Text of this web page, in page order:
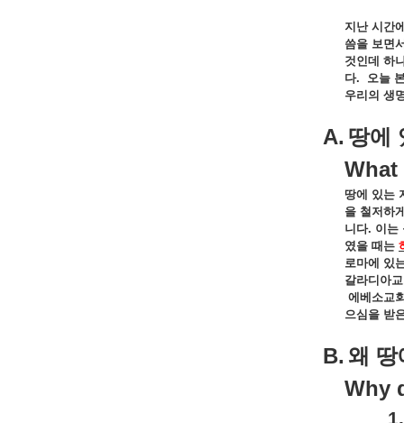
지난 시간에
씀을 보면서
것인데 하
다. 오늘
우리의 생
A. 땅에
땅에 있는
을 철저하게
니다. 이는
였을 때는
로마에
있
갈라디아
에베소교
으심을 받
B. 왜 땅
Why
1.